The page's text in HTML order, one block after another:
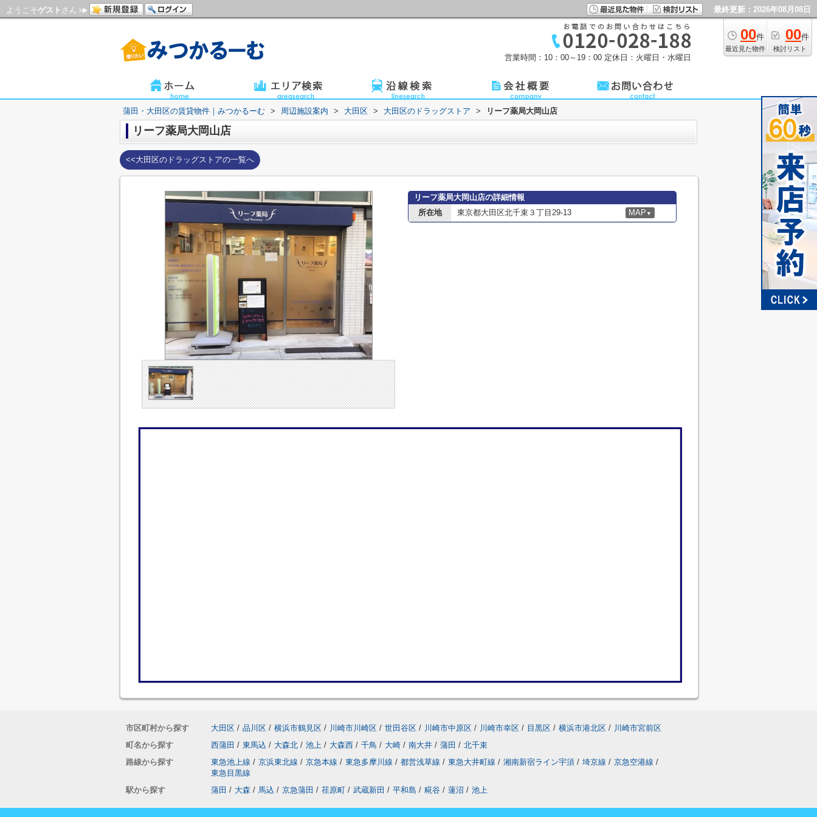
ようこそゲスト さん 最終更新：2026年08月08日
00件
最近見た物件
00件
検討リスト
営業時間：10：00～19：00 定休日：火曜日・水曜日
蒲田・大田区の賃貸物件｜みつかるーむ > 周辺施設案内 > 大田区 > 大田区のドラッグストア > リーフ薬局大岡山店
リーフ薬局大岡山店
<<大田区のドラッグストアの一覧へ
リーフ薬局大岡山店の詳細情報
所在地
東京都大田区北千束３丁目29-13 MAP ▼
市区町村から探す 大田区 / 品川区 / 横浜市鶴見区 / 川崎市川崎区 / 世田谷区 / 川崎市中原区 / 川崎市幸区 / 目黒区 / 横浜市港北区 / 川崎市宮前区
町名から探す
西蒲田 / 東馬込 / 大森北 / 池上 / 大森西 / 千鳥 / 大崎 / 南大井 / 蒲田 / 北千束
路線から探す
東急池上線 / 京浜東北線 / 京急本線 / 東急多摩川線 / 都営浅草線 / 東急大井町線 / 湘南新宿ライン宇須 / 埼京線 / 京急空港線 /
東急目黒線
駅から探す
蒲田 / 大森 / 馬込 / 京急蒲田 / 荏原町 / 武蔵新田 / 平和島 / 糀谷 / 蓮沼 / 池上